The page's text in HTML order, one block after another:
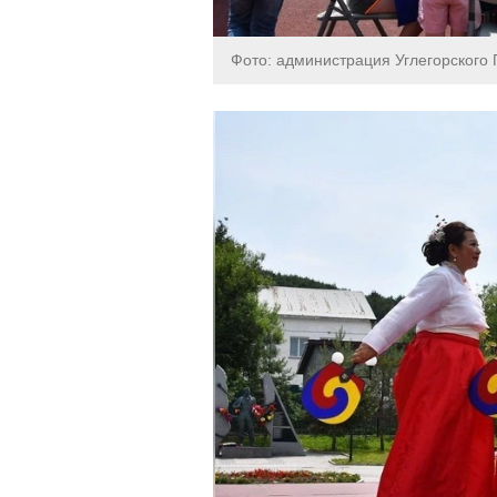
Фото: администрация Углегорского